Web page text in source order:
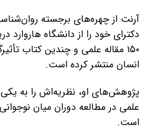
آرنت از چهره‌های برجسته
دکترای خود را از دانشگاه هاروارد
۱۵۰ مقاله علمی و چندین کتاب
انسان منتشر کرده است.
پژوهش‌های او، نظریه‌اش را به
علمی در مطالعه دوران میان
است.